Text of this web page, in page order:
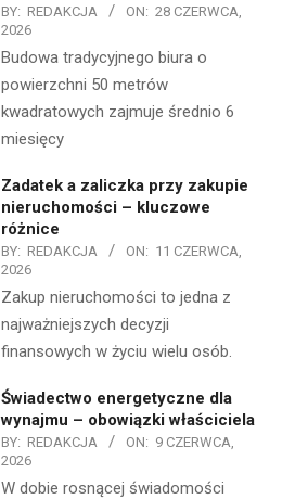
BY: REDAKCJA ON: 28 CZERWCA,
2026
Budowa tradycyjnego biura o
powierzchni 50 metrów
kwadratowych zajmuje średnio 6
miesięcy
Zadatek a zaliczka przy zakupie
nieruchomości – kluczowe
różnice
BY: REDAKCJA ON: 11 CZERWCA,
2026
Zakup nieruchomości to jedna z
najważniejszych decyzji
finansowych w życiu wielu osób.
Świadectwo energetyczne dla
wynajmu – obowiązki właściciela
BY: REDAKCJA ON: 9 CZERWCA,
2026
W dobie rosnącej świadomości